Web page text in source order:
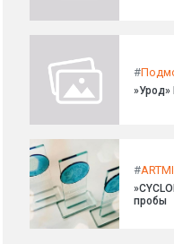
#
»Урод»
#
пробы